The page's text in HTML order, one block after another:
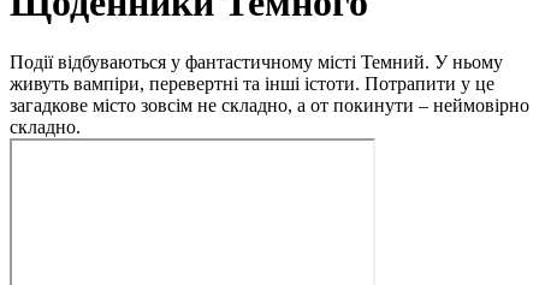
Події відбуваються у фантастичному місті Темний. У ньому
живуть вампіри, перевертні та інші істоти. Потрапити у це
загадкове місто зовсім не складно, а от покинути – неймовірно
складно.